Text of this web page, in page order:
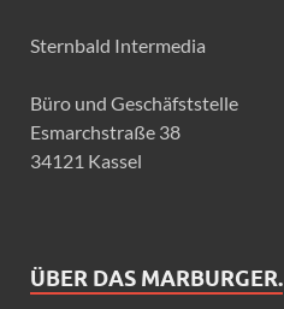
Sternbald Intermedia
Büro und Geschäfststelle
Esmarchstraße 38
34121 Kassel
ÜBER DAS MARBURGER.